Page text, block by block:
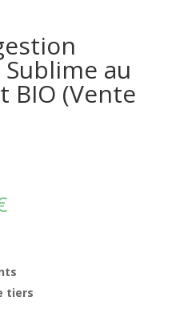
au
BIO (Vente
tiers